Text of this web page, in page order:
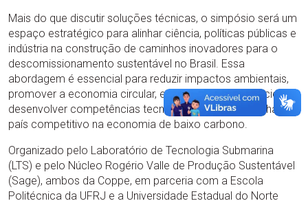
Mais do que discutir soluções técnicas, o simpósio será um
espaço estratégico para alinhar ciência, políticas públicas e
indústria na construção de caminhos inovadores para o
descomissionamento sustentável no Brasil. Essa
abordagem é essencial para reduzir impactos ambientais,
promover a economia circular, estimular novos negócios e
desenvolver competências tecnológicas que mantenham o
país competitivo na economia de baixo carbono.
Organizado pelo Laboratório de Tecnologia Submarina
(LTS) e pelo Núcleo Rogério Valle de Produção Sustentável
(Sage), ambos da Coppe, em parceria com a Escola
Politécnica da UFRJ e a Universidade Estadual do Norte